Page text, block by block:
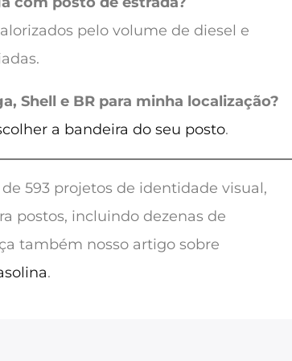
pelo volume de diesel e
Shell e BR para minha localização?
a bandeira do seu posto.
593 projetos de identidade visual,
postos, incluindo dezenas de
também nosso artigo sobre
.